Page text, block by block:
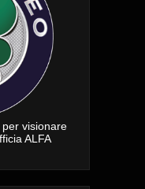
visionare
ALFA